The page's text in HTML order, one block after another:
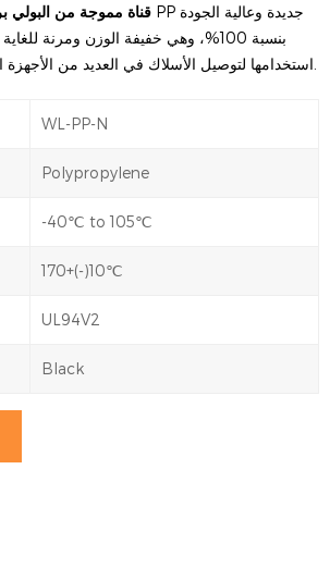
قناة مموجة من البولي
بنسبة 100%، وهي خفيفة الوزن ومرنة
WL-PP-N
Polypropylene
-40℃ to 105℃
170+(-)10℃
UL94V2
Black